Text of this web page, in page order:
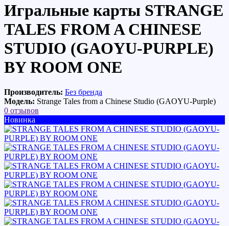
Игральные карты STRANGE
TALES FROM A CHINESE
STUDIO (GAOYU-PURPLE)
BY ROOM ONE
Производитель: Без бренда
Модель: Strange Tales from a Chinese Studio (GAOYU-Purple)
0 отзывов
Новинка